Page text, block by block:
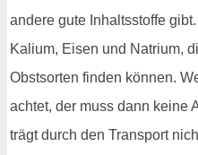
andere gute Inhaltsstoffe
Kalium, Eisen und Natrium,
Obstsorten finden können.
achtet, der muss dann keine
trägt durch den Transport